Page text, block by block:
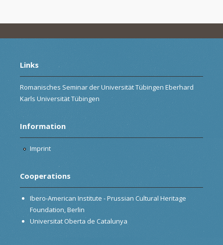
Links
Romanisches Seminar der Universität Tübingen Eberhard
Karls Universität Tübingen
Information
Imprint
Cooperations
Ibero-American Institute - Prussian Cultural Heritage
Foundation, Berlin
Universitat Oberta de Catalunya